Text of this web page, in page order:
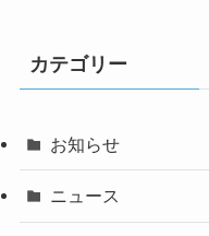
カテゴリー
お知らせ
ニュース